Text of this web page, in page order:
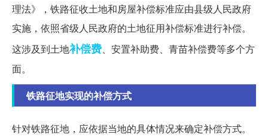
理法》，铁路征收土地和房屋补偿标准应由县级人民政府
实施，依照省级人民政府的土地征用补偿标准进行补偿。
这涉及到土地补偿费 、安置补助费、青苗补偿费等多个方
面。
铁路征地实现的补偿方式
针对铁路征地，应依据当地的具体情况来确定补偿方式。